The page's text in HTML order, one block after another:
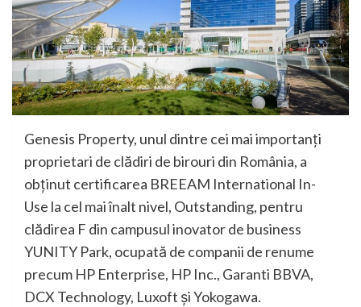
Genesis Property, unul dintre cei mai importanți
proprietari de clădiri de birouri din România, a
obținut certificarea BREEAM International In-
Use la cel mai înalt nivel, Outstanding, pentru
clădirea F din campusul inovator de business
YUNITY Park, ocupată de companii de renume
precum HP Enterprise, HP Inc., Garanti BBVA,
DCX Technology, Luxoft și Yokogawa.